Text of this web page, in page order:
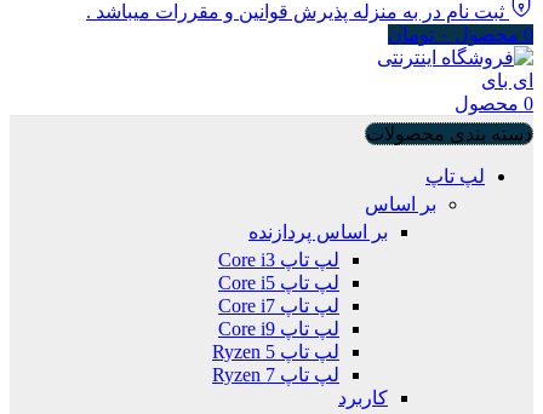
ثبت نام در به منزله پذیرش قوانین و مقررات میباشد .
0 محصول ۰ تومان
0 محصول
دسته بندی محصولات
لپ تاپ
بر اساس
بر اساس پردازنده
لپ تاپ Core i3
لپ تاپ Core i5
لپ تاپ Core i7
لپ تاپ Core i9
لپ تاپ Ryzen 5
لپ تاپ Ryzen 7
کاربرد